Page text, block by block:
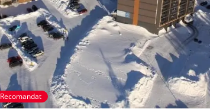
Recomandat